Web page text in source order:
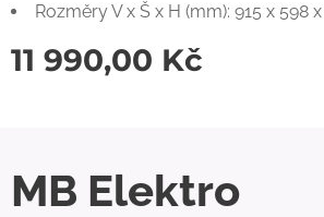
Rozměry V x Š x H (mm): 915 x 598
11 990,00 Kč
MB Elektro